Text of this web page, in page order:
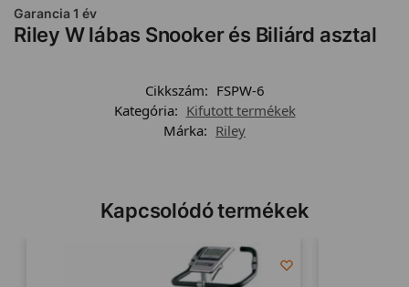
Garancia 1 év
Riley W lábas Snooker és Biliárd asztal
Cikkszám: FSPW-6
Kategória: Kifutott termékek
Márka: Riley
Kapcsolódó termékek